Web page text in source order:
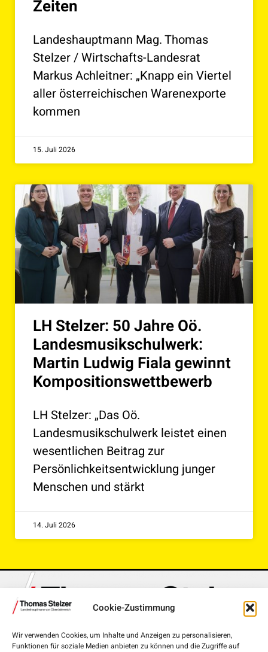
Cookie-Zustimmung
Wir verwenden Cookies, um Inhalte und Anzeigen zu personalisieren,
Funktionen für soziale Medien anbieten zu können und die Zugriffe auf
Zeiten
Landeshauptmann Mag. Thomas
Stelzer / Wirtschafts-Landesrat
Markus Achleitner: „Knapp ein Viertel
aller österreichischen Warenexporte
kommen
15. Juli 2026
LH Stelzer: 50 Jahre Oö.
Landesmusikschulwerk:
Martin Ludwig Fiala gewinnt
Kompositionswettbewerb
LH Stelzer: „Das Oö.
Landesmusikschulwerk leistet einen
wesentlichen Beitrag zur
Persönlichkeitsentwicklung junger
Menschen und stärkt
14. Juli 2026
Landhausplatz 1, 4020 Linz